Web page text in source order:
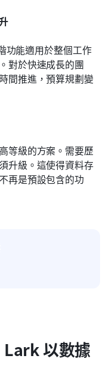
功能適用於整個工作
對於快速成長的團
間推進，預算規劃變
等級的方案。需要歷
升級。這使得資料存
再是預設包含的功
Lark 以數據